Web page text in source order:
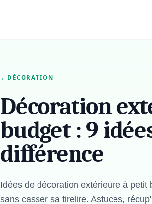
← DÉCORATION
Décoration
budget : 9
différence
Idées de décoration extérieure à
sans casser sa tirelire. Astuces,